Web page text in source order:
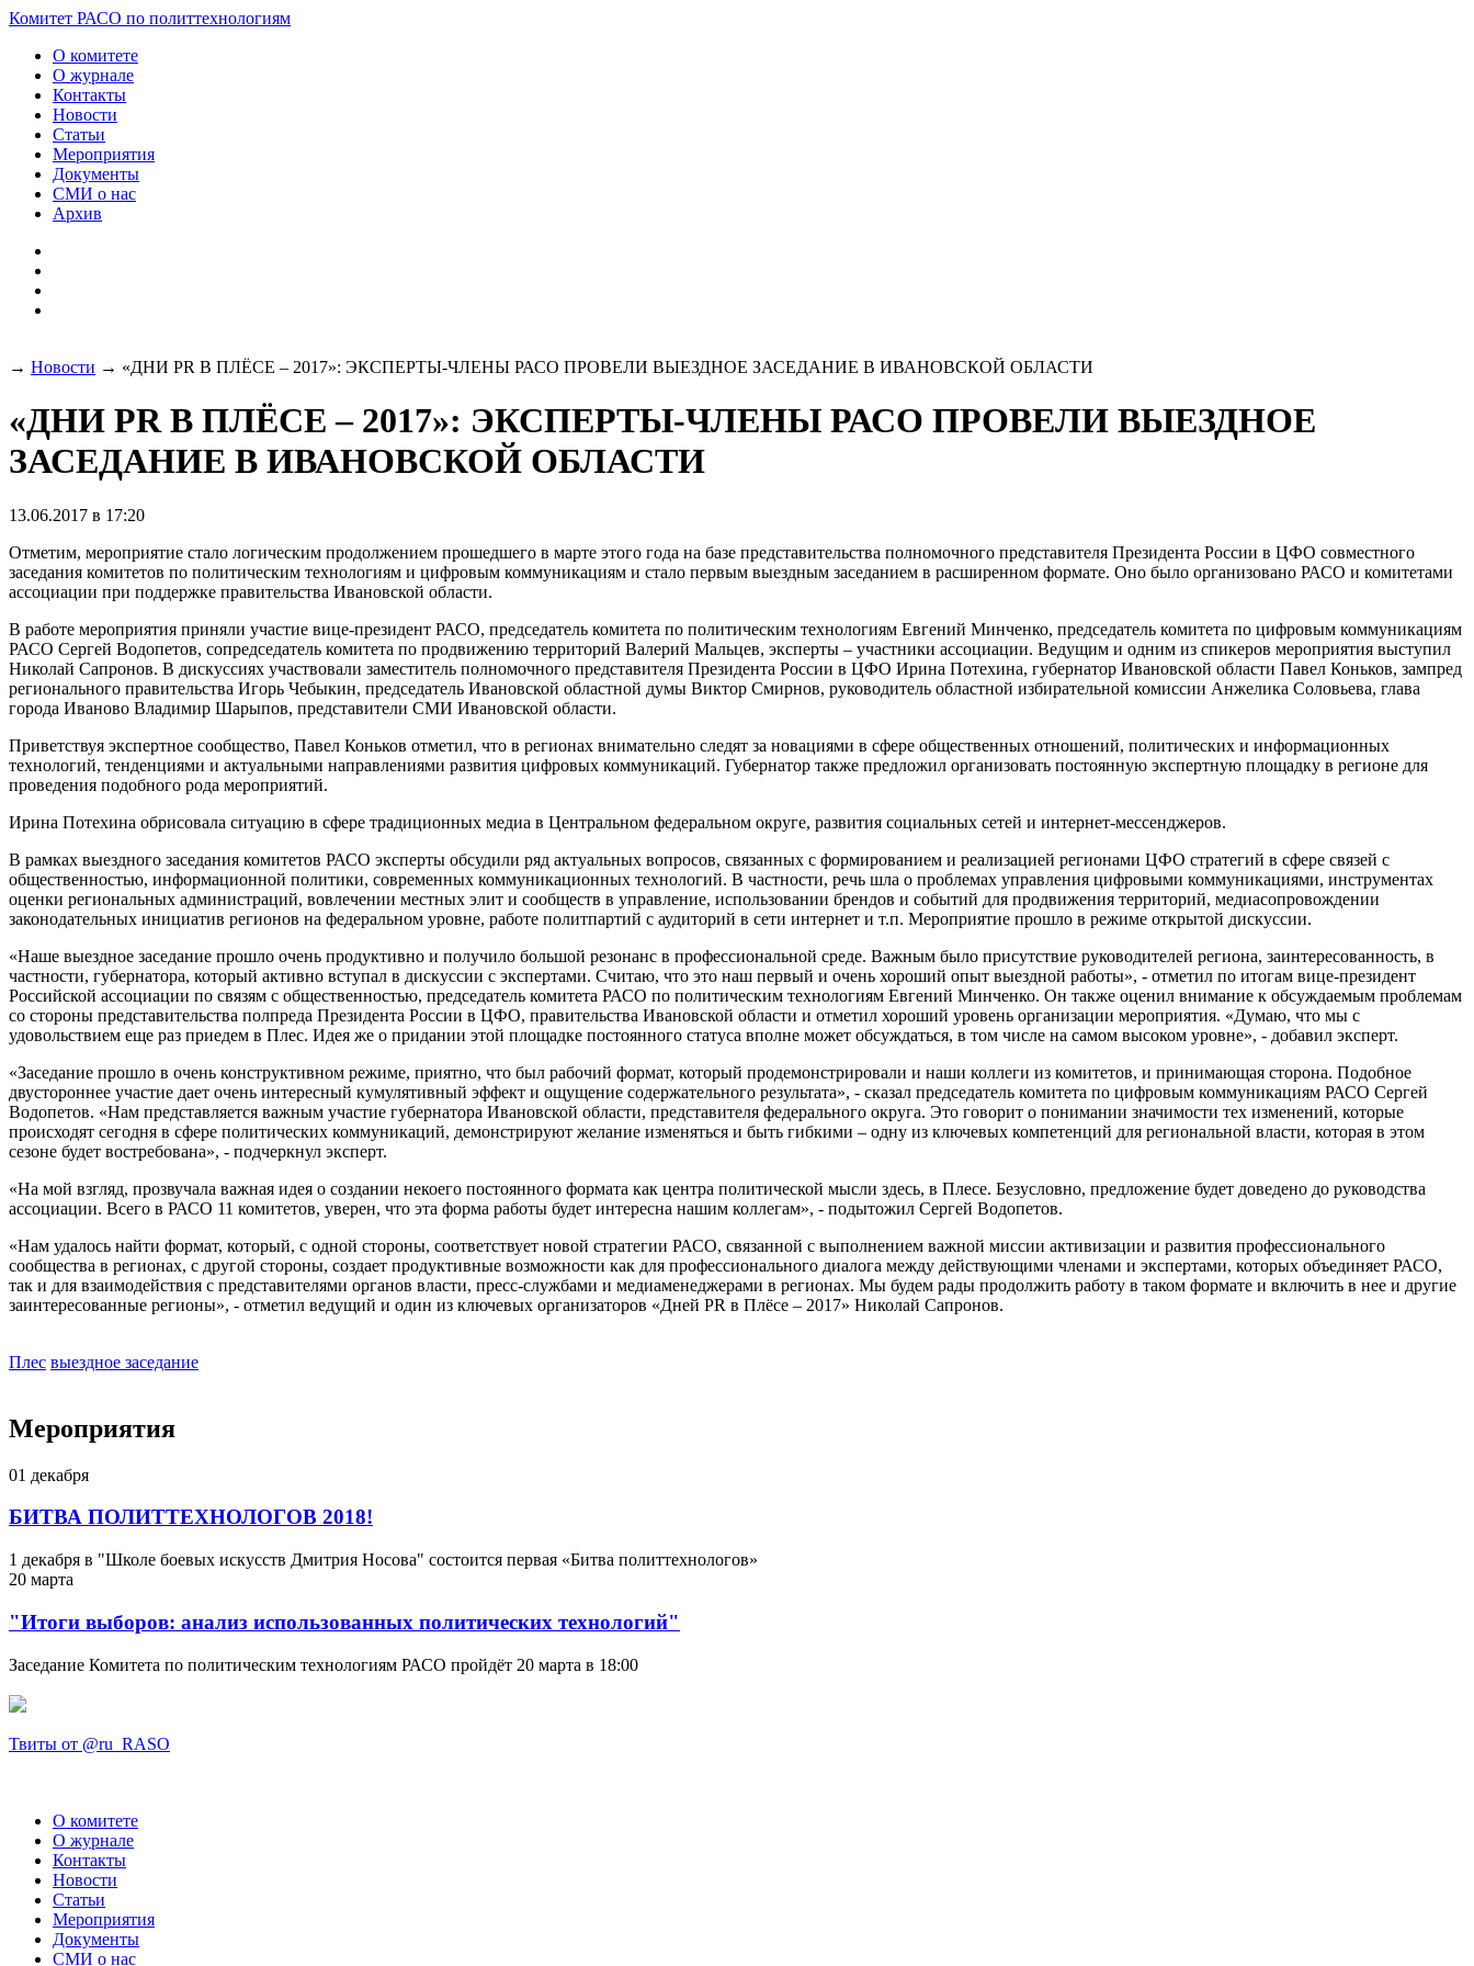
Комитет РАСО по политтехнологиям
О комитете
О журнале
Контакты
Новости
Статьи
Мероприятия
Документы
СМИ о нас
Архив
→ Новости → «ДНИ PR В ПЛЁСЕ – 2017»: ЭКСПЕРТЫ-ЧЛЕНЫ РАСО ПРОВЕЛИ ВЫЕЗДНОЕ ЗАСЕДАНИЕ В ИВАНОВСКОЙ ОБЛАСТИ
«ДНИ PR В ПЛЁСЕ – 2017»: ЭКСПЕРТЫ-ЧЛЕНЫ РАСО ПРОВЕЛИ ВЫЕЗДНОЕ
ЗАСЕДАНИЕ В ИВАНОВСКОЙ ОБЛАСТИ
13.06.2017 в 17:20
Отметим, мероприятие стало логическим продолжением прошедшего в марте этого года на базе представительства полномочного представителя Президента России в ЦФО совместного
заседания комитетов по политическим технологиям и цифровым коммуникациям и стало первым выездным заседанием в расширенном формате. Оно было организовано РАСО и комитетами
ассоциации при поддержке правительства Ивановской области.
В работе мероприятия приняли участие вице-президент РАСО, председатель комитета по политическим технологиям Евгений Минченко, председатель комитета по цифровым коммуникациям
РАСО Сергей Водопетов, сопредседатель комитета по продвижению территорий Валерий Мальцев, эксперты – участники ассоциации. Ведущим и одним из спикеров мероприятия выступил
Николай Сапронов. В дискуссиях участвовали заместитель полномочного представителя Президента России в ЦФО Ирина Потехина, губернатор Ивановской области Павел Коньков, зампред
регионального правительства Игорь Чебыкин, председатель Ивановской областной думы Виктор Смирнов, руководитель областной избирательной комиссии Анжелика Соловьева, глава
города Иваново Владимир Шарыпов, представители СМИ Ивановской области.
Приветствуя экспертное сообщество, Павел Коньков отметил, что в регионах внимательно следят за новациями в сфере общественных отношений, политических и информационных
технологий, тенденциями и актуальными направлениями развития цифровых коммуникаций. Губернатор также предложил организовать постоянную экспертную площадку в регионе для
проведения подобного рода мероприятий.
Ирина Потехина обрисовала ситуацию в сфере традиционных медиа в Центральном федеральном округе, развития социальных сетей и интернет-мессенджеров.
В рамках выездного заседания комитетов РАСО эксперты обсудили ряд актуальных вопросов, связанных с формированием и реализацией регионами ЦФО стратегий в сфере связей с
общественностью, информационной политики, современных коммуникационных технологий. В частности, речь шла о проблемах управления цифровыми коммуникациями, инструментах
оценки региональных администраций, вовлечении местных элит и сообществ в управление, использовании брендов и событий для продвижения территорий, медиасопровождении
законодательных инициатив регионов на федеральном уровне, работе политпартий с аудиторий в сети интернет и т.п. Мероприятие прошло в режиме открытой дискуссии.
«Наше выездное заседание прошло очень продуктивно и получило большой резонанс в профессиональной среде. Важным было присутствие руководителей региона, заинтересованность, в
частности, губернатора, который активно вступал в дискуссии с экспертами. Считаю, что это наш первый и очень хороший опыт выездной работы», - отметил по итогам вице-президент
Российской ассоциации по связям с общественностью, председатель комитета РАСО по политическим технологиям Евгений Минченко. Он также оценил внимание к обсуждаемым проблемам
со стороны представительства полпреда Президента России в ЦФО, правительства Ивановской области и отметил хороший уровень организации мероприятия. «Думаю, что мы с
удовольствием еще раз приедем в Плес. Идея же о придании этой площадке постоянного статуса вполне может обсуждаться, в том числе на самом высоком уровне», - добавил эксперт.
«Заседание прошло в очень конструктивном режиме, приятно, что был рабочий формат, который продемонстрировали и наши коллеги из комитетов, и принимающая сторона. Подобное
двустороннее участие дает очень интересный кумулятивный эффект и ощущение содержательного результата», - сказал председатель комитета по цифровым коммуникациям РАСО Сергей
Водопетов. «Нам представляется важным участие губернатора Ивановской области, представителя федерального округа. Это говорит о понимании значимости тех изменений, которые
происходят сегодня в сфере политических коммуникаций, демонстрируют желание изменяться и быть гибкими – одну из ключевых компетенций для региональной власти, которая в этом
сезоне будет востребована», - подчеркнул эксперт.
«На мой взгляд, прозвучала важная идея о создании некоего постоянного формата как центра политической мысли здесь, в Плесе. Безусловно, предложение будет доведено до руководства
ассоциации. Всего в РАСО 11 комитетов, уверен, что эта форма работы будет интересна нашим коллегам», - подытожил Сергей Водопетов.
«Нам удалось найти формат, который, с одной стороны, соответствует новой стратегии РАСО, связанной с выполнением важной миссии активизации и развития профессионального
сообщества в регионах, с другой стороны, создает продуктивные возможности как для профессионального диалога между действующими членами и экспертами, которых объединяет РАСО,
так и для взаимодействия с представителями органов власти, пресс-службами и медиаменеджерами в регионах. Мы будем рады продолжить работу в таком формате и включить в нее и другие
заинтересованные регионы», - отметил ведущий и один из ключевых организаторов «Дней PR в Плёсе – 2017» Николай Сапронов.
Плес выездное заседание
Мероприятия
01 декабря
БИТВА ПОЛИТТЕХНОЛОГОВ 2018!
1 декабря в "Школе боевых искусств Дмитрия Носова" состоится первая «Битва политтехнологов»
20 марта
"Итоги выборов: анализ использованных политических технологий"
Заседание Комитета по политическим технологиям РАСО пройдёт 20 марта в 18:00
Твиты от @ru_RASO
О комитете
О журнале
Контакты
Новости
Статьи
Мероприятия
Документы
СМИ о нас